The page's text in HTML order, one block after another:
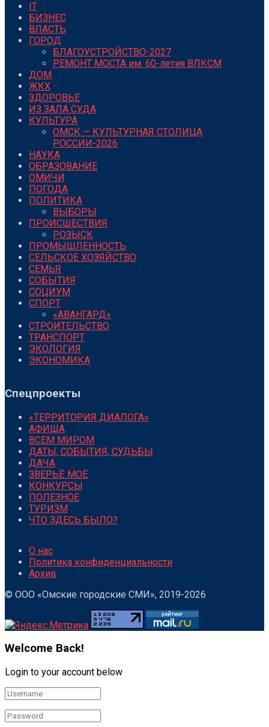
IT
БИЗНЕС
ВЛАСТЬ
ГОРОД
БЛАГОУСТРОЙСТВО-2027
РЕМОНТ МОСТА им. 60-летия ВЛКСМ
ДОМ
ЖКХ
ЗДОРОВЬЕ
ИЗ ЗАЛА СУДА
КУЛЬТУРА
ОМСК — КУЛЬТУРНАЯ СТОЛИЦА
РОССИИ-2026
НАУКА
ОБРАЗОВАНИЕ
ОМИЧИ
ПОГОДА
ПОЛИТИКА
ВЫБОРЫ
ПРОИСШЕСТВИЯ
РОЗЫСК
ПРОМЫШЛЕННОСТЬ
СЕЛЬСКОЕ ХОЗЯЙСТВО
СЕМЬЯ
СОБЫТИЯ
СОЦИУМ
СПОРТ
«АВАНГАРД»
СТРОИТЕЛЬСТВО
ТРАНСПОРТ
ЭКОЛОГИЯ
ЭКОНОМИКА
Спецпроекты
«ТЕРРИТОРИЯ ДИАЛОГА»
АФИША
ВСЕМ МИРОМ
ДАТЫ, СОБЫТИЯ, СУДЬБЫ
ДАЧА
ЗВЕРЬЁ МОЁ
КОНКУРСЫ
ПОЛЕЗНОЕ
ТУРИЗМ
ЧТО ЗДЕСЬ БЫЛО?
О нас
Политика конфиденциальности
Архив
© ООО «Омские городские СМИ», 2019-2026
Welcome Back!
Login to your account below